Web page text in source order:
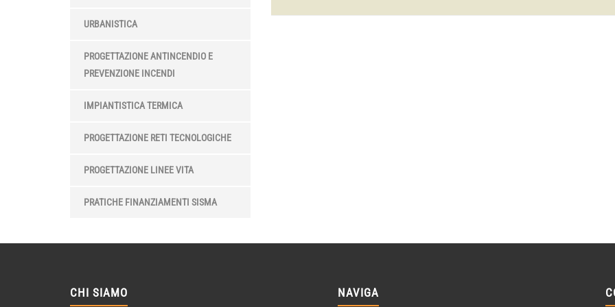
URBANISTICA
PROGETTAZIONE ANTINCENDIO E
PREVENZIONE INCENDI
IMPIANTISTICA TERMICA
PROGETTAZIONE RETI TECNOLOGICHE
PROGETTAZIONE LINEE VITA
PRATICHE FINANZIAMENTI SISMA
CHI SIAMO NAVIGA